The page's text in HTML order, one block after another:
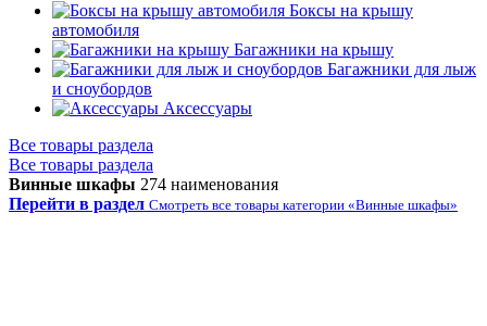
Боксы на крышу
автомобиля
Багажники на крышу
Багажники для лыж
и сноубордов
Аксессуары
Все товары раздела
Все товары раздела
Винные шкафы 274 наименования
Перейти в раздел Смотреть все товары категории «Винные шкафы»